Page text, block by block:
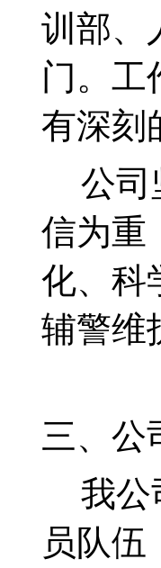
训部、
门。工
有深刻
公司
信为重
化、科
辅警维
三、公
我公
员队